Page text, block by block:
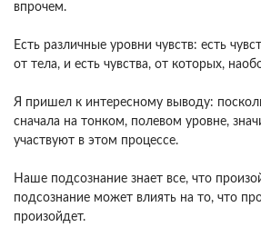
впрочем.
Есть различные уровни чувств: есть
от тела, и есть чувства, от которых,
Я пришел к интересному выводу:
сначала на тонком, полевом уровне,
участвуют в этом процессе.
Наше подсознание знает все, что
подсознание может влиять на то, что
произойдет.